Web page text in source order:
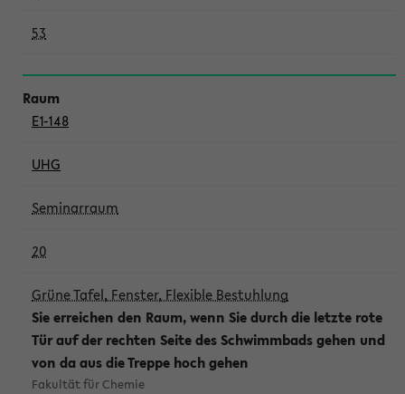
53
E1-148
UHG
Seminarraum
20
Grüne Tafel, Fenster, Flexible Bestuhlung
Sie erreichen den Raum, wenn Sie durch die letzte rote
Tür auf der rechten Seite des Schwimmbads gehen und
von da aus die Treppe hoch gehen
Fakultät für Chemie